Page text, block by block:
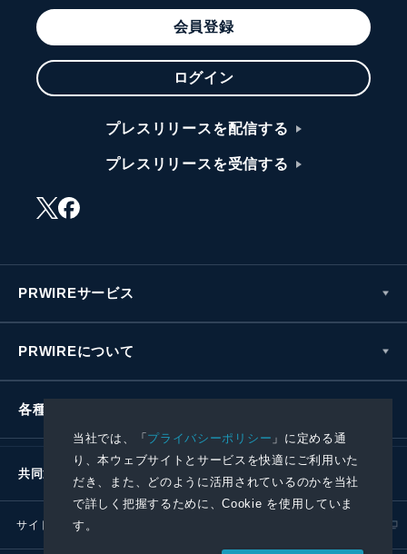
当社では、「プライバシーポリシー 」に定める通
り、本ウェブサイトとサービスを快適にご利用いた
だき、また、どのように活用されているのかを当社
で詳しく把握するために、Cookie を使用していま
す。
会員登録
ログイン
プレスリリースを配信する
プレスリリースを受信する
PRWIREサービス
PRWIREについて
各種お問い合わせ
共同通信社グループ
サイトポリシー